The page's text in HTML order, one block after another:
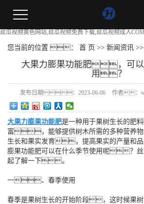
丝瓜视频黄色网站,丝瓜视频免费下载,丝瓜视频成人
您当前的位置 ： 首 页 >> 新闻资讯 >>
大果力膨果功能肥，可以
用？
发布日期： 2023-06-06 作者：
大果力膨果功能肥是一种用于果树生长的
富，能够提供树木所需的多种营养
生长和果实发育，提高果实的产量和
膨果功能肥可以在什么季节使用呢？丝
起了解一下。
一、春季使用
春季是果树生长的开始阶段，这时候果树